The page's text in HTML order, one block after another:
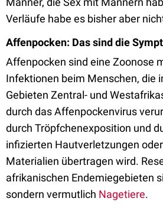
Verläufe habe es bisher aber
Affenpocken: Das sind die
Affenpocken sind eine Zoonose
Infektionen beim Menschen, die
Gebieten Zentral- und
durch das Affenpockenvirus
durch Tröpfchenexposition und
infizierten Hautverletzungen
Materialien übertragen wird.
afrikanischen Endemiegebieten
sondern vermutlich Nagetiere.